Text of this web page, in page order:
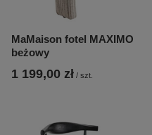
MaMaison fotel MAXIMO
beżowy
1 199,00 zł / szt.